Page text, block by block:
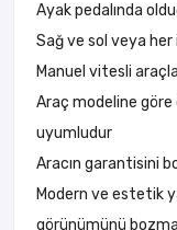
Ayak pedalında
Sağ ve sol veya
Manuel vitesli
Araç modeline göre
uyumludur
Aracın garantisini
Modern ve estetik
görünümünü